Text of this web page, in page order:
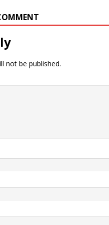
not be published.